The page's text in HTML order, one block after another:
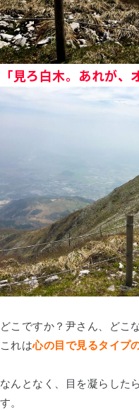
「見ろ白木。あれが、
どこですか？尹さん、どこ
これは心の目で見るタイプ
なんとなく、目を凝らした
す。